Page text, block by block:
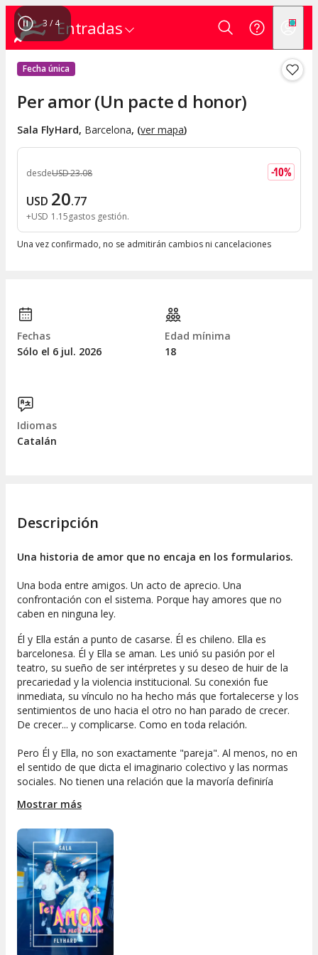
Entradas
3 / 4
Fecha única
Per amor (Un pacte d honor)
Sala FlyHard, Barcelona, (ver mapa)
desdeUSD23.08 -10%
USD 20.77
+USD 1 .15gastos gestión
Una vez confirmado, no se admitirán cambios ni cancelaciones
Fechas
Sólo el 6 jul. 2026
Edad mínima
18
Idiomas
Catalán
Descripción
Una historia de amor que no encaja en los formularios.
Una boda entre amigos. Un acto de aprecio. Una
confrontación con el sistema. Porque hay amores que no
caben en ninguna ley.
Él y Ella están a punto de casarse. Él es chileno. Ella es
barcelonesa. Él y Ella se aman. Les unió su pasión por el
teatro, su sueño de ser intérpretes y su deseo de huir de la
precariedad y la violencia institucional. Su conexión fue
inmediata, su vínculo no ha hecho más que fortalecerse y los
sentimientos de uno hacia el otro no han parado de crecer.
De crecer... y complicarse. Como en toda relación.
Pero Él y Ella, no son exactamente "pareja". Al menos, no en
el sentido de que dicta el imaginario colectivo y las normas
sociales. No tienen una relación que la mayoría definiría
migrante. Ella acaba de embarcarse en una hipoteca con su
decidieron casarse para que él tuviera más facilidades para
regularizar su situación legal en España. Él y Ella se aman, sí;
en una profunda relación de amistad.
La decisión de casarse sacudirá sus vidas, su entorno y sus
otras relaciones. Los enfrentará a juicios y prejuicios - tanto
suyos como otros - y les llevará a hacerse muchas
preguntas. ¿Cuáles son las implicaciones morales de una
situación como ésta? ¿Qué vínculos podemos o no
Mostrar más